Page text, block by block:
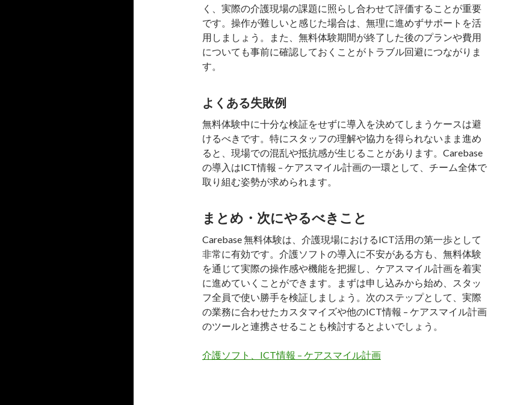
く、実際の介護現場の課題に照らし合わせて評価することが重要
です。操作が難しいと感じた場合は、無理に進めずサポートを活
用しましょう。また、無料体験期間が終了した後のプランや費用
についても事前に確認しておくことがトラブル回避につながりま
す。
よくある失敗例
無料体験中に十分な検証をせずに導入を決めてしまうケースは避
けるべきです。特にスタッフの理解や協力を得られないまま進め
ると、現場での混乱や抵抗感が生じることがあります。Carebase
の導入はICT情報 – ケアスマイル計画の一環として、チーム全体で
取り組む姿勢が求められます。
まとめ・次にやるべきこと
Carebase 無料体験は、介護現場におけるICT活用の第一歩として
非常に有効です。介護ソフトの導入に不安がある方も、無料体験
を通じて実際の操作感や機能を把握し、ケアスマイル計画を着実
に進めていくことができます。まずは申し込みから始め、スタッ
フ全員で使い勝手を検証しましょう。次のステップとして、実際
の業務に合わせたカスタマイズや他のICT情報 – ケアスマイル計画
のツールと連携させることも検討するとよいでしょう。
介護ソフト、ICT情報 – ケアスマイル計画